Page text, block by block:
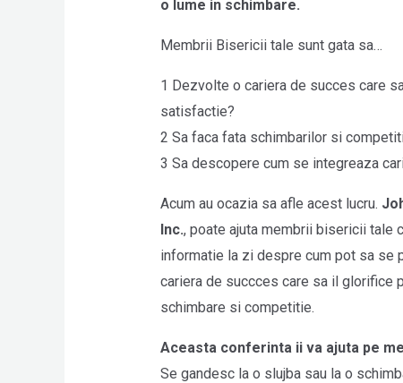
o lume in schimbare.
Membrii Bisericii tale sunt gata sa…
1 Dezvolte o cariera de succes care
satisfactie?
2 Sa faca fata schimbarilor si
3 Sa descopere cum se integreaza
Acum au ocazia sa afle acest lucru.
Inc., poate ajuta membrii bisericii tale
informatie la zi despre cum pot sa se
cariera de succces care sa il glorifice
schimbare si competitie.
Aceasta conferinta ii va ajuta pe
Se gandesc la o slujba sau la o